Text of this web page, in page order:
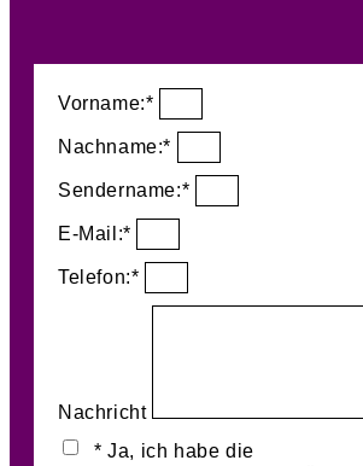
Vorname:*
Nachname:*
Sendername:*
E-Mail:*
Telefon:*
Nachricht
* Ja, ich habe die